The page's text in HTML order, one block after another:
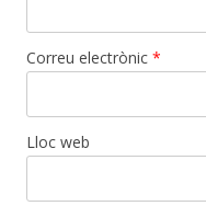
Correu electrònic *
Lloc web